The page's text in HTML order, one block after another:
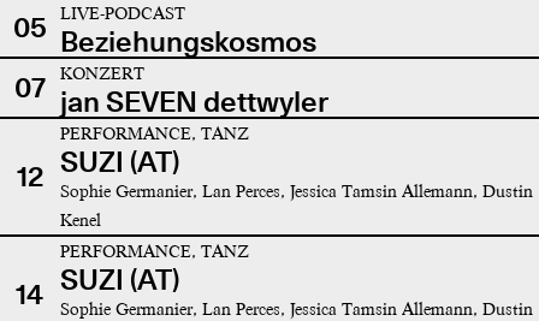
05 LIVE-PODCAST
Beziehungskosmos
07
KONZERT
jan SEVEN dettwyler
12
PERFORMANCE, TANZ
SUZI (AT)
Sophie Germanier, Lan Perces, Jessica Tamsin Allemann, Dustin
Kenel
14
PERFORMANCE, TANZ
SUZI (AT)
Sophie Germanier, Lan Perces, Jessica Tamsin Allemann, Dustin